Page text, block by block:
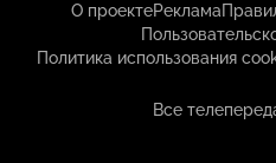
О проектеРеклама
Политика использования
Все